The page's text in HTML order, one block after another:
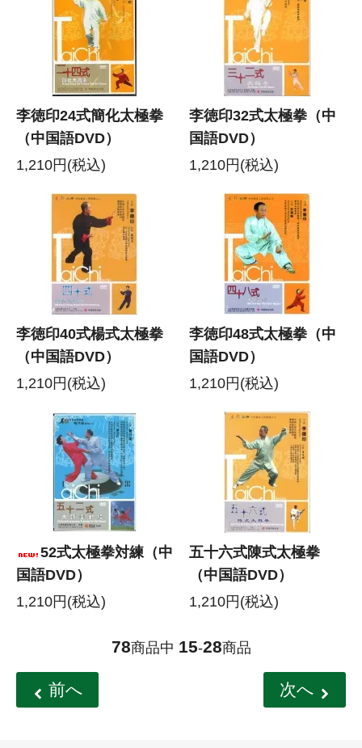
李徳印24式簡化太極拳
（中国語DVD）
1,210円(税込)
李徳印32式太極拳（中
国語DVD）
1,210円(税込)
李徳印40式楊式太極拳
（中国語DVD）
1,210円(税込)
李徳印48式太極拳（中
国語DVD）
1,210円(税込)
52式太極拳対練（中
国語DVD）
1,210円(税込)
五十六式陳式太極拳
（中国語DVD）
1,210円(税込)
78商品中 15-28商品
前へ 次へ